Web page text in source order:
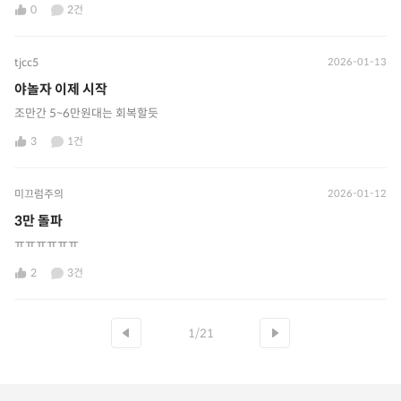
0 2건
tjcc5 2026-01-13
야놀자 이제 시작
조만간 5~6만원대는 회복할듯
3 1건
미끄럼주의 2026-01-12
3만 돌파
ㅠㅠㅠㅠㅠㅠ
2 3건
1/21